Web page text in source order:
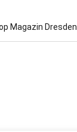
Magazin